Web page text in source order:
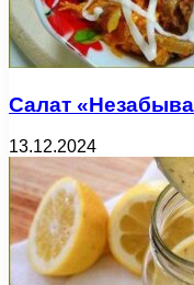
Салат
13.12.2024